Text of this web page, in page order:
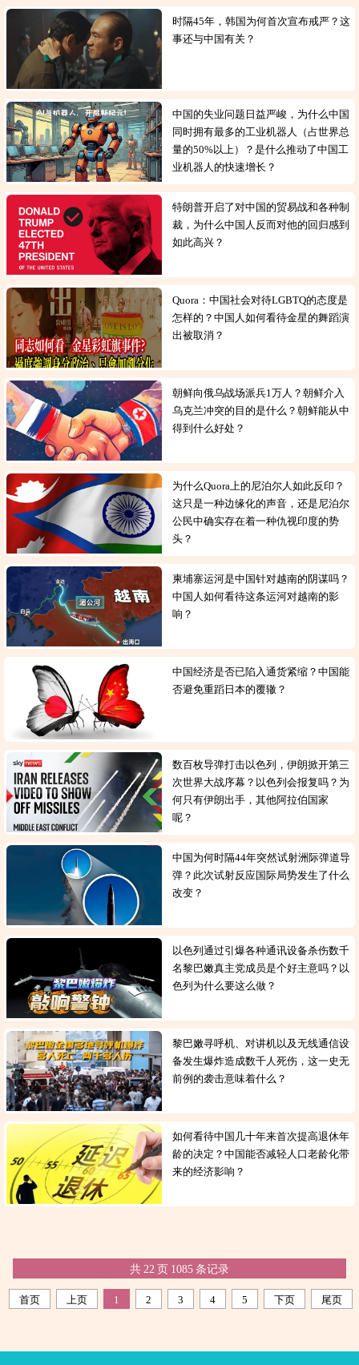
时隔45年，韩国为何首次宣布戒严？这
事还与中国有关？
中国的失业问题日益严峻，为什么中国
同时拥有最多的工业机器人（占世界总
量的50%以上）？是什么推动了中国工
业机器人的快速增长？
特朗普开启了对中国的贸易战和各种制
裁，为什么中国人反而对他的回归感到
如此高兴？
Quora：中国社会对待LGBTQ的态度是
怎样的？中国人如何看待金星的舞蹈演
出被取消？
朝鲜向俄乌战场派兵1万人？朝鲜介入
乌克兰冲突的目的是什么？朝鲜能从中
得到什么好处？
为什么Quora上的尼泊尔人如此反印？
这只是一种边缘化的声音，还是尼泊尔
公民中确实存在着一种仇视印度的势
头？
柬埔寨运河是中国针对越南的阴谋吗？
中国人如何看待这条运河对越南的影
响？
中国经济是否已陷入通货紧缩？中国能
否避免重蹈日本的覆辙？
数百枚导弹打击以色列，伊朗掀开第三
次世界大战序幕？以色列会报复吗？为
何只有伊朗出手，其他阿拉伯国家
呢？
中国为何时隔44年突然试射洲际弹道导
弹？此次试射反应国际局势发生了什么
改变？
以色列通过引爆各种通讯设备杀伤数千
名黎巴嫩真主党成员是个好主意吗？以
色列为什么要这么做？
黎巴嫩寻呼机、对讲机以及无线通信设
备发生爆炸造成数千人死伤，这一史无
前例的袭击意味着什么？
如何看待中国几十年来首次提高退休年
龄的决定？中国能否减轻人口老龄化带
来的经济影响？
共 22 页 1085 条记录
首页 上页 1 2 3 4 5 下页 尾页